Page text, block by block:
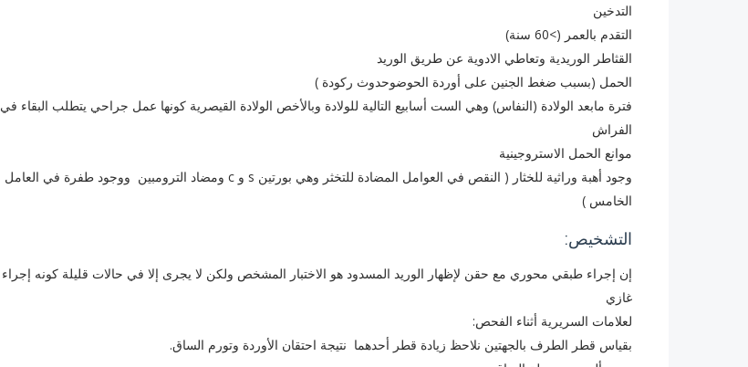
التدخين
التقدم بالعمر (>60 سنة)
القثاطر الوريدية وتعاطي الادوية عن طريق الوريد
الحمل (بسبب ضغط الجنين على أوردة الحوضوحدوث ركودة )
فترة مابعد الولادة (النفاس) وهي الست أسابيع التالية للولادة وبالأخص الولادة القيصرية كونها عمل جراحي يتطلب البقاء في
الفراش
موانع الحمل الاستروجينية
وجود أهبة وراثية للخثار ( النقص في العوامل المضادة للتخثر وهي بورتين s و c ومضاد الترومبين ووجود طفرة في العامل
الخامس )
التشخيص:
إن إجراء طبقي محوري مع حقن لإظهار الوريد المسدود هو الاختبار المشخص ولكن لا يجرى إلا في حالات قليلة كونه إجراء
غازي
لعلامات السريرية أثناء الفحص:
بقياس قطر الطرف بالجهتين نلاحظ زيادة قطر أحدهما نتيجة احتقان الأوردة وتورم الساق.